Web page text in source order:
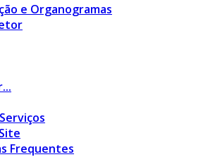
e Organogramas
Frequentes